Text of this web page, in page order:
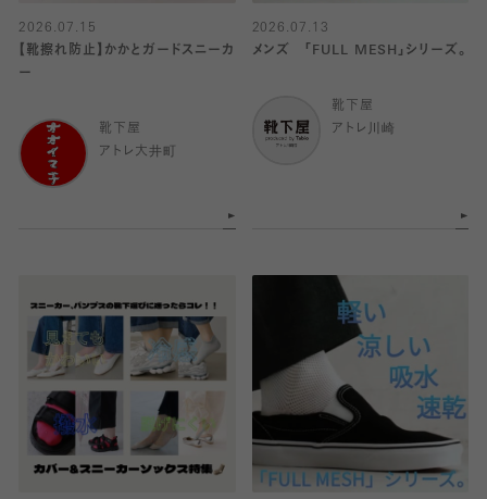
2026.07.15
【靴擦れ防止】かかとガードスニーカ
ー
靴下屋
アトレ大井町
2026.07.13
メンズ 「FULL MESH」シリーズ。
靴下屋
アトレ川崎